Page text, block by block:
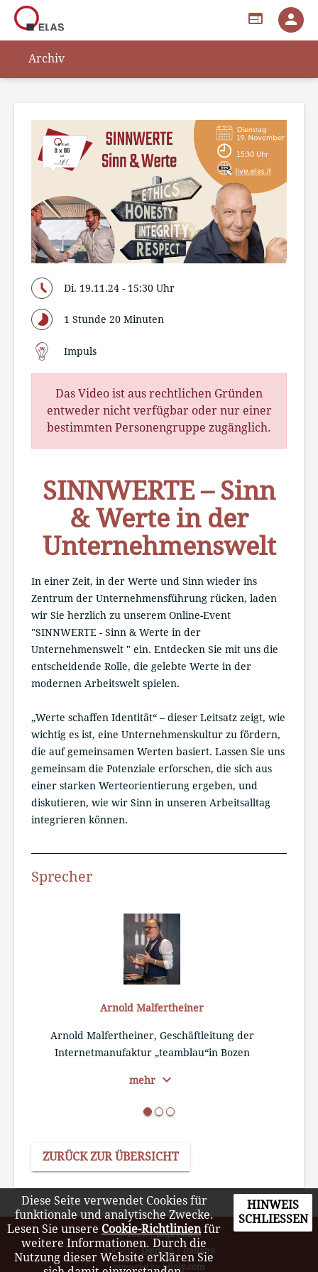
web person
Archiv
Di. 19.11.24 - 15:30 Uhr
1 Stunde 20 Minuten
Impuls
Das Video ist aus rechtlichen Gründen
entweder nicht verfügbar oder nur einer
bestimmten Personengruppe zugänglich.
SINNWERTE – Sinn
& Werte in der
Unternehmenswelt
In einer Zeit, in der Werte und Sinn wieder ins
Zentrum der Unternehmensführung rücken, laden
wir Sie herzlich zu unserem Online-Event
"SINNWERTE - Sinn & Werte in der
Unternehmenswelt " ein. Entdecken Sie mit uns die
entscheidende Rolle, die gelebte Werte in der
modernen Arbeitswelt spielen.
„Werte schaffen Identität“ – dieser Leitsatz zeigt, wie
wichtig es ist, eine Unternehmenskultur zu fördern,
die auf gemeinsamen Werten basiert. Lassen Sie uns
gemeinsam die Potenziale erforschen, die sich aus
einer starken Werteorientierung ergeben, und
diskutieren, wie wir Sinn in unseren Arbeitsalltag
integrieren können.
Sprecher
Arnold Malfertheiner
Arnold Malfertheiner, Geschäftleitung der
Internetmanufaktur „teamblau“in Bozen
mehr expand_more
ZURÜCK ZUR ÜBERSICHT
© 2022| Impressum
Sprache: Deutsch|
Italiano
powered bypiloly.com
Diese Seite verwendet Cookies für
funktionale und analytische Zwecke.
Lesen Sie unsere Cookie-Richtlinienfür
weitere Informationen. Durch die
Nutzung dieser Website erklären Sie
HINWEIS
SCHLIESSEN